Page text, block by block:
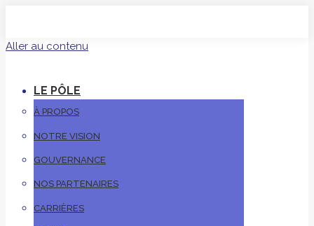
Aller au contenu
LE PÔLE
À PROPOS
NOTRE VISION
GOUVERNANCE
NOS PARTENAIRES
CARRIÈRES